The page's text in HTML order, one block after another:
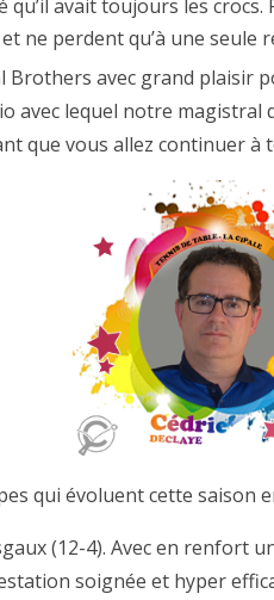
qu’il avait toujours les
ne perdent qu’à une
avec grand plaisir
avec lequel notre
que vous allez continuer
qui évoluent cette saison
(12-4). Avec en renfort
soignée et hyper